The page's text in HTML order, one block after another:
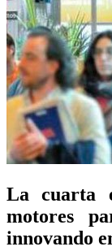
La cuarta
motores
innovando